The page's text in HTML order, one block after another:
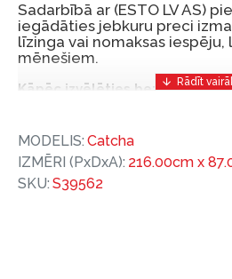
Sadarbībā ar (ESTO LV AS)
iegādāties jebkuru preci
līzinga vai nomaksas iespēju,
mēnešiem.
Kāpēc izvēlēties bezprocentu
un izdevīgs finansēšanas
vajadzīgās preces tulīt,
vēlāk.
Ar ESTO iegūstiet
priekšrocības bez pirmās
MODELIS: Catcha
IZMĒRI (PxDxA): 216.00cm x
SKU: S39562